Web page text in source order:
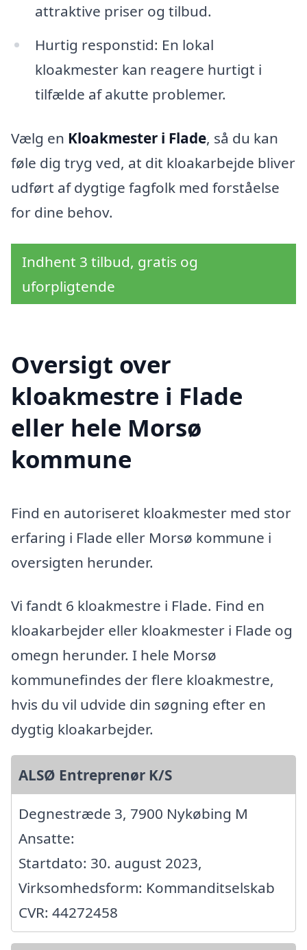
attraktive priser og tilbud.
Hurtig responstid: En lokal
kloakmester kan reagere hurtigt i
tilfælde af akutte problemer.
Vælg en Kloakmester i Flade, så du kan
føle dig tryg ved, at dit kloakarbejde bliver
udført af dygtige fagfolk med forståelse
for dine behov.
Indhent 3 tilbud, gratis og
uforpligtende
Oversigt over
kloakmestre i Flade
eller hele Morsø
kommune
Find en autoriseret kloakmester med stor
erfaring i Flade eller Morsø kommune i
oversigten herunder.
Vi fandt 6 kloakmestre i Flade. Find en
kloakarbejder eller kloakmester i Flade og
omegn herunder. I hele Morsø
kommunefindes der flere kloakmestre,
hvis du vil udvide din søgning efter en
dygtig kloakarbejder.
ALSØ Entreprenør K/S
Degnestræde 3, 7900 Nykøbing M
Ansatte:
Startdato: 30. august 2023,
Virksomhedsform: Kommanditselskab
CVR: 44272458